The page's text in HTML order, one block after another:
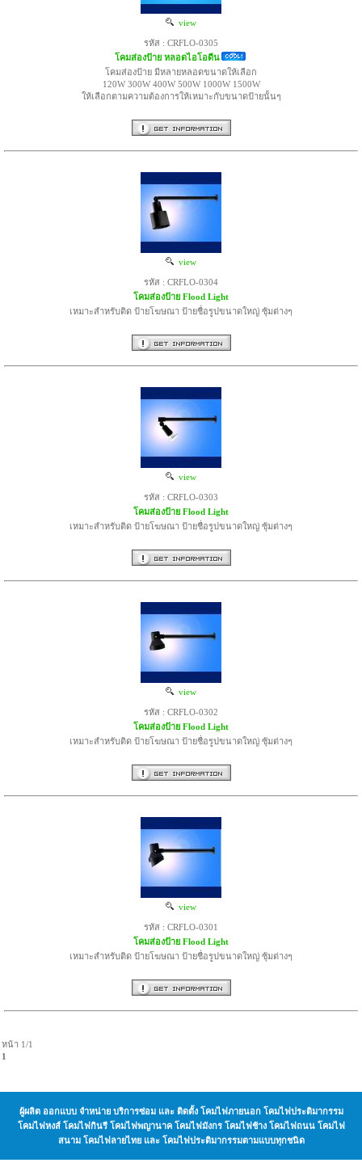
view
รหัส : CRFLO-0305
โคมส่องป้าย หลอดไอโอดีน
โคมส่องป้าย มีหลายหลอดขนาดให้เลือก
120W 300W 400W 500W 1000W 1500W
ให้เลือกตามความต้องการให้เหมาะกับขนาดป้ายนั้นๆ
view
รหัส : CRFLO-0304
โคมส่องป้าย Flood Light
เหมาะสำหรับติด ป้ายโฆษณา ป้ายชื่อรูปขนาดใหญ่ ซุ้มต่างๆ
view
รหัส : CRFLO-0303
โคมส่องป้าย Flood Light
เหมาะสำหรับติด ป้ายโฆษณา ป้ายชื่อรูปขนาดใหญ่ ซุ้มต่างๆ
view
รหัส : CRFLO-0302
โคมส่องป้าย Flood Light
เหมาะสำหรับติด ป้ายโฆษณา ป้ายชื่อรูปขนาดใหญ่ ซุ้มต่างๆ
view
รหัส : CRFLO-0301
โคมส่องป้าย Flood Light
เหมาะสำหรับติด ป้ายโฆษณา ป้ายชื่อรูปขนาดใหญ่ ซุ้มต่างๆ
หน้า 1/1
1
ผู้ผลิต ออกแบบ จำหน่าย บริการซ่อม และ ติดตั้ง โคมไฟภายนอก โคมไฟประติมากรรม
โคมไฟหงส์ โคมไฟกินรี โคมไฟพญานาค โคมไฟมังกร โคมไฟช้าง โคมไฟถนน โคมไฟ
สนาม โคมไฟลายไทย และ โคมไฟประติมากรรมตามแบบทุกชนิด